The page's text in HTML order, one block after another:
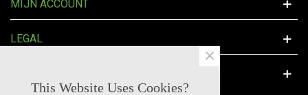
MIJN ACCOUNT
LEGAL
This Website Uses Cookies?
×